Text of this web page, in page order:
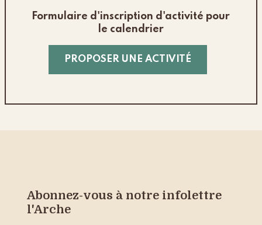
Formulaire d'inscription d'activité pour
le calendrier
PROPOSER UNE ACTIVITÉ
Abonnez-vous à notre infolettre
l'Arche